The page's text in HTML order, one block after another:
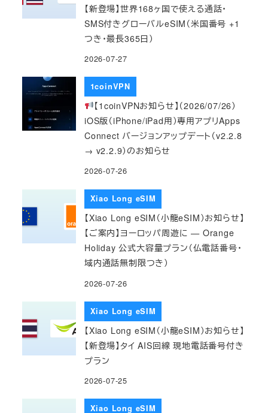
【新登場】世界168ヶ国で使える通話・
SMS付きグローバルeSIM（米国番号 +1
つき・最長365日）
2026-07-27
1coinVPN
【1coinVPNお知らせ】（2026/07/26）
iOS版（iPhone/iPad用）専用アプリApps
Connect バージョンアップデート（v2.2.8
→ v2.2.9）のお知らせ
2026-07-26
Xiao Long eSIM
【Xiao Long eSIM（小龍eSIM）お知らせ】
【ご案内】ヨーロッパ周遊に — Orange
Holiday 公式大容量プラン（仏電話番号・
域内通話無制限つき）
2026-07-26
Xiao Long eSIM
【Xiao Long eSIM（小龍eSIM）お知らせ】
【新登場】タイ AIS回線 現地電話番号付き
プラン
2026-07-25
Xiao Long eSIM